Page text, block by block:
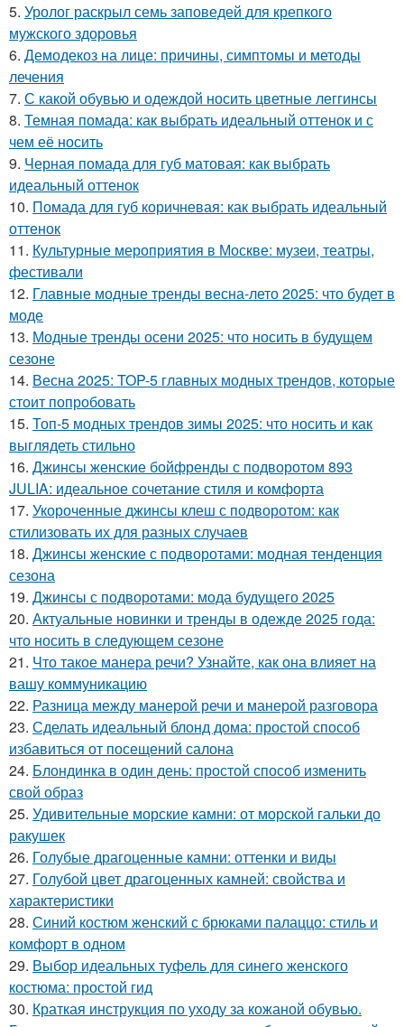
5. Уролог раскрыл семь заповедей для крепкого
мужского здоровья
6. Демодекоз на лице: причины, симптомы и методы
лечения
7. С какой обувью и одеждой носить цветные леггинсы
8. Темная помада: как выбрать идеальный оттенок и с
чем её носить
9. Черная помада для губ матовая: как выбрать
идеальный оттенок
10. Помада для губ коричневая: как выбрать идеальный
оттенок
11. Культурные мероприятия в Москве: музеи, театры,
фестивали
12. Главные модные тренды весна-лето 2025: что будет в
моде
13. Модные тренды осени 2025: что носить в будущем
сезоне
14. Весна 2025: TOP-5 главных модных трендов, которые
стоит попробовать
15. Топ-5 модных трендов зимы 2025: что носить и как
выглядеть стильно
16. Джинсы женские бойфренды с подворотом 893
JULIA: идеальное сочетание стиля и комфорта
17. Укороченные джинсы клеш с подворотом: как
стилизовать их для разных случаев
18. Джинсы женские с подворотами: модная тенденция
сезона
19. Джинсы с подворотами: мода будущего 2025
20. Актуальные новинки и тренды в одежде 2025 года:
что носить в следующем сезоне
21. Что такое манера речи? Узнайте, как она влияет на
вашу коммуникацию
22. Разница между манерой речи и манерой разговора
23. Сделать идеальный блонд дома: простой способ
избавиться от посещений салона
24. Блондинка в один день: простой способ изменить
свой образ
25. Удивительные морские камни: от морской гальки до
ракушек
26. Голубые драгоценные камни: оттенки и виды
27. Голубой цвет драгоценных камней: свойства и
характеристики
28. Синий костюм женский с брюками палаццо: стиль и
комфорт в одном
29. Выбор идеальных туфель для синего женского
костюма: простой гид
30. Краткая инструкция по уходу за кожаной обувью.